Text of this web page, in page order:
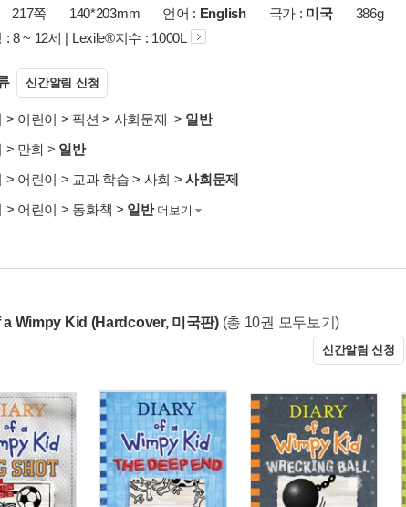
217쪽 140*203mm 언어 : English 국가 : 미국 386g
: 8 ~ 12세 | Lexile®지수 : 1000L
신간알림 신청
> 어린이 > 픽션 > 사회문제 > 일반
> 만화> 일반
> 어린이 > 교과 학습 > 사회 >사회문제
> 어린이 > 동화책 > 일반 더보기
Wimpy Kid (Hardcover, 미국판) (총 10권 모두보기)
신간알림 신청